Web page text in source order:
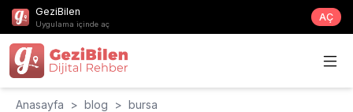
GeziBilen
Uygulama içinde aç
AÇ
Anasayfa > blog > bursa